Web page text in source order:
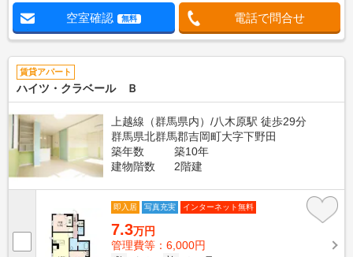
空室確認 無料 電話で問合せ
賃貸アパート
ハイツ・クラベール Ｂ
上越線（群馬県内）/八木原駅 徒歩29分
群馬県北群馬郡吉岡町大字下野田
築年数
築10年
建物階数
2階建
即入居 写真充実 インターネット無料
7.3万円
管理費等：6,000円